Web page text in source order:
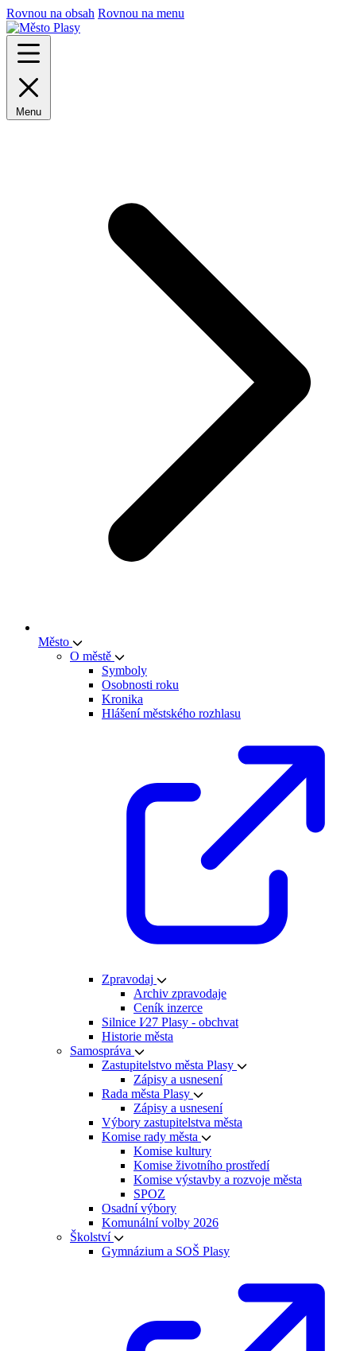
Rovnou na obsah Rovnou na menu
Menu
Město
O městě
Symboly
Osobnosti roku
Kronika
Hlášení městského rozhlasu
Zpravodaj
Archiv zpravodaje
Ceník inzerce
Silnice I⁄27 Plasy - obchvat
Historie města
Samospráva
Zastupitelstvo města Plasy
Zápisy a usnesení
Rada města Plasy
Zápisy a usnesení
Výbory zastupitelstva města
Komise rady města
Komise kultury
Komise životního prostředí
Komise výstavby a rozvoje města
SPOZ
Osadní výbory
Komunální volby 2026
Školství
Gymnázium a SOŠ Plasy